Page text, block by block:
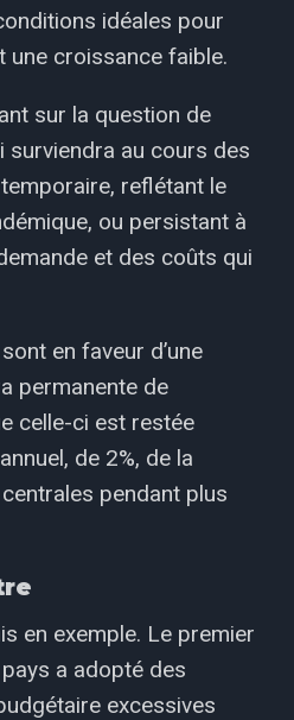
idéales pour
une croissance faible.
sur la question de
surviendra au cours des
reflétant le
ou persistant à
et des coûts qui
en faveur d’une
permanente de
celle-ci est restée
de 2%, de la
pendant plus
en exemple. Le premier
a adopté des
excessives